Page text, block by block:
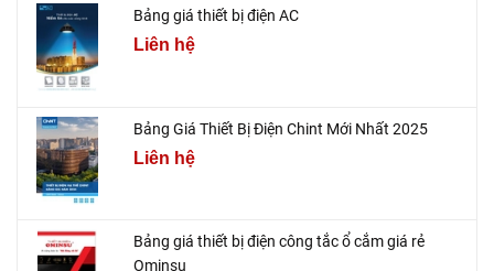
Bảng giá thiết bị điện AC
Liên hệ
Bảng Giá Thiết Bị Điện Chint Mới Nhất 2025
Liên hệ
Bảng giá thiết bị điện công tắc ổ cắm giá rẻ
Ominsu